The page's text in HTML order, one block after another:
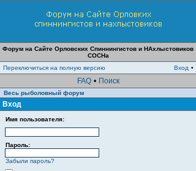
Форум на Сайте Орловских Спиннингистов и НАхлыстовиков
СОСНа
Переключиться на полную версию
Вход •
FAQ • Поиск
Весь рыболовный форум
Вход
Имя пользователя:
Пароль:
Забыли пароль?